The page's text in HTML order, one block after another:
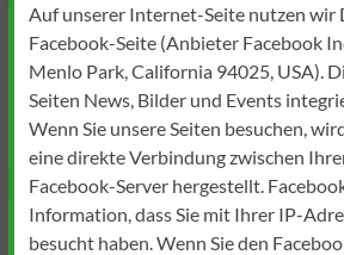
Auf unserer Internet-Seite nutzen wir
Facebook-Seite (Anbieter Facebook
Menlo Park, California 94025, USA).
Seiten News, Bilder und Events
Wenn Sie unsere Seiten besuchen,
eine direkte Verbindung zwischen
Facebook-Server hergestellt.
Information, dass Sie mit Ihrer IP-
besucht haben. Wenn Sie den